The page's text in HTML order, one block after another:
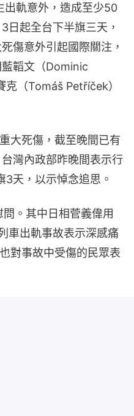
出軌意外，造成至少50
日起全台下半旗三天，
傷意外引起國際關注，
韜文（Dominic
克（Tomáš Petříček）
大死傷，截至晚間已有
灣內政部昨晚間表示行
天，以示悼念追思。
。其中日相菅義偉用
車出軌事故表示深感痛
對事故中受傷的民眾表